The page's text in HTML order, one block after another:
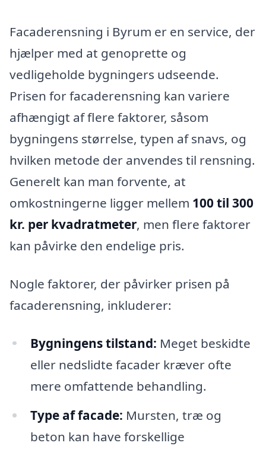
Facaderensning i Byrum er en service, der
hjælper med at genoprette og
vedligeholde bygningers udseende.
Prisen for facaderensning kan variere
afhængigt af flere faktorer, såsom
bygningens størrelse, typen af snavs, og
hvilken metode der anvendes til rensning.
Generelt kan man forvente, at
omkostningerne ligger mellem 100 til 300
kr. per kvadratmeter, men flere faktorer
kan påvirke den endelige pris.
Nogle faktorer, der påvirker prisen på
facaderensning, inkluderer:
Bygningens tilstand: Meget beskidte
eller nedslidte facader kræver ofte
mere omfattende behandling.
Type af facade: Mursten, træ og
beton kan have forskellige